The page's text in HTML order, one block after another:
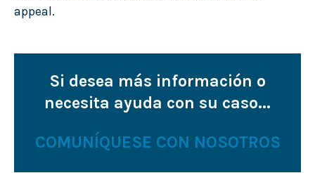
appeal.
Si desea más información o
necesita ayuda con su caso...
COMUNÍQUESE CON NOSOTROS